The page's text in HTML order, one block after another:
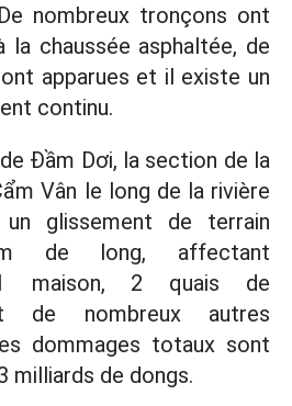
nombreux tronçons ont
la chaussée asphaltée, de
apparues et il existe un
continu.
Đầm Dơi, la section de la
Vân le long de la rivière
glissement de terrain
de long, affectant
maison, 2 quais de
de nombreux autres
dommages totaux sont
milliards de dongs.